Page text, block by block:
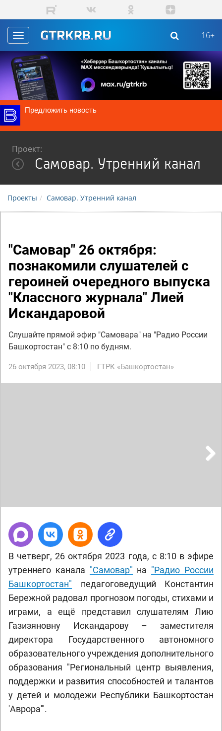
Перейти к основному содержанию
Toggle
navigation
16+
Предложить новость
Проект:
Самовар. Утренний канал
Проекты Самовар. Утренний канал
"Самовар" 26 октября:
познакомили слушателей с
героиней очередного выпуска
"Классного журнала" Лией
Искандаровой
Слушайте прямой эфир "Самовара" на "Радио России
Башкортостан" с 8:10 по будням.
26 октября 2023, 08:10 ГТРК «Башкортостан»
В четверг, 26 октября 2023 года, с 8:10 в эфире
утреннего канала "Самовар" на "Радио России
Башкортостан" педагоговедущий Константин
Бережной радовал прогнозом погоды, стихами и
играми, а ещё представил слушателям Лию
Газизяновну Искандарову – заместителя
директора Государственного автономного
образовательного учреждения дополнительного
образования "Региональный центр выявления,
поддержки и развития способностей и талантов
у детей и молодежи Республики Башкортостан
'Аврора'".